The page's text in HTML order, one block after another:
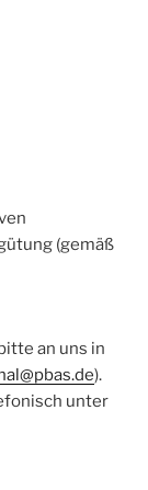
(gemäß
an uns in
).
unter